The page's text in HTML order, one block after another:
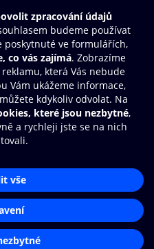
O2 Knihovna
své e-knihy a
rychleji a pohodlněji.